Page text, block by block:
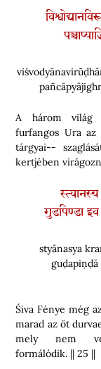
A három világ
furfangos Ura
tárgyai--
kertjében
गुडपिण्डा
styānasya
Śiva Fénye még
marad az öt
mely nem
formálódik. || 25 ||